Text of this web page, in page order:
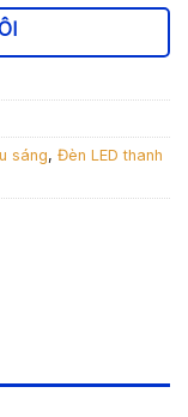
sáng, Đèn LED thanh